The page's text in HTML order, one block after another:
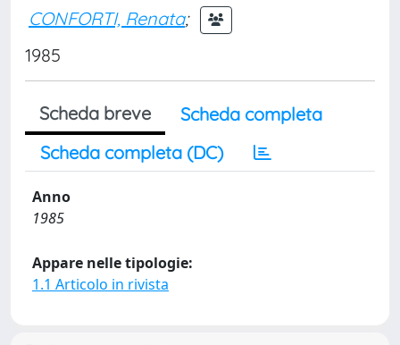
CONFORTI, Renata;
1985
Scheda breve
Scheda completa
Scheda completa (DC)
Anno
1985
Appare nelle tipologie:
1.1 Articolo in rivista